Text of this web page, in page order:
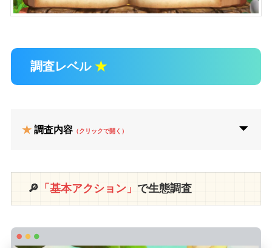
調査レベル★
★調査内容（クリックで開く）
🔎 「基本アクション」 で生態調査